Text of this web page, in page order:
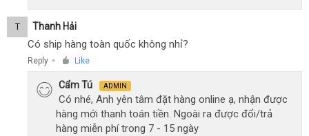
T Thanh Hải
Có ship hàng toàn quốc không nhỉ?
Reply ● Like
Cẩm Tú ADMIN
Có nhé, Anh yên tâm đặt hàng online ạ, nhận được
hàng mới thanh toán tiền. Ngoài ra được đổi/trả
hàng miễn phí trong 7 - 15 ngày